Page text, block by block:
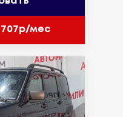
707р/мес